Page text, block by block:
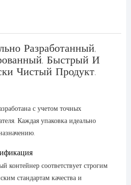
Разработанный,
Быстрый И
Чистый Продукт.
с учетом точных
Каждая упаковка идеально
контейнер соответствует строгим
стандартам качества и